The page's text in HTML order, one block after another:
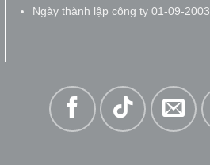
Ngày thành lập công ty 01-09-2003